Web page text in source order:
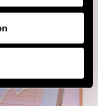
votre utilisation
nous traitons
caractère